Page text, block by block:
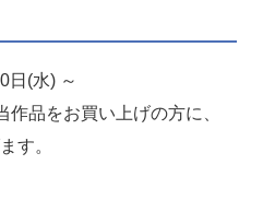
日(水) ～
作品をお買い上げの方に、
す。